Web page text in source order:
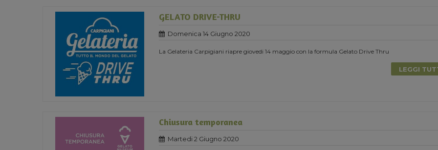
GELATO DRIVE-THRU
Domenica 14 Giugno 2020
La Gelateria Carpigiani riapre giovedi 14 maggio con la formula Gelato Drive Thru
LEGGI
Chiusura temporanea
Martedi 2 Giugno 2020